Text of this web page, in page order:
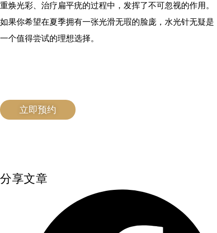
重焕光彩、治疗扁平疣的过程中，发挥了不可忽视的作用。
如果你希望在夏季拥有一张光滑无瑕的脸庞，水光针无疑是
一个值得尝试的理想选择。
立即预约
分享文章